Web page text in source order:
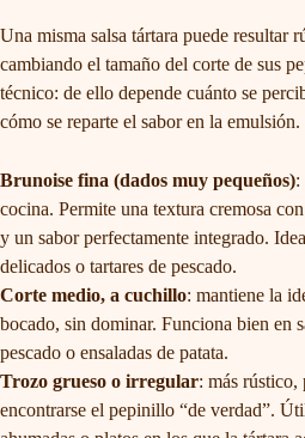
Una misma salsa tártara puede resultar
cambiando el tamaño del corte de sus
técnico: de ello depende cuánto se
cómo se reparte el sabor en la emulsión.
Brunoise fina (dados muy pequeños):
cocina. Permite una textura cremosa
y un sabor perfectamente integrado.
delicados o tartares de pescado.
Corte medio, a cuchillo: mantiene la
bocado, sin dominar. Funciona bien en
pescado o ensaladas de patata.
Trozo grueso o irregular: más rústico,
encontrarse el pepinillo “de verdad”.